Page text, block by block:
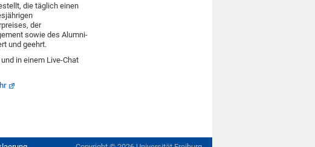
die täglich einen
der
sowie des Alumni-
und geehrt.
in einem Live-Chat